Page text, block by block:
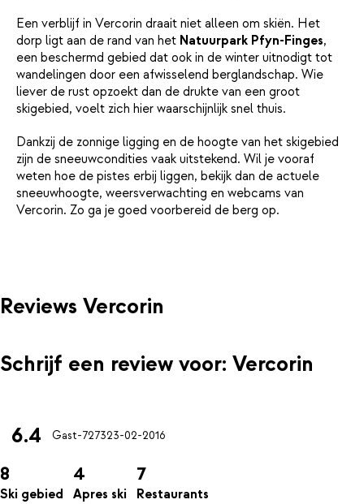
Een verblijf in Vercorin draait niet alleen om skiën. Het
dorp ligt aan de rand van het Natuurpark Pfyn-Finges,
een beschermd gebied dat ook in de winter uitnodigt tot
wandelingen door een afwisselend berglandschap. Wie
liever de rust opzoekt dan de drukte van een groot
skigebied, voelt zich hier waarschijnlijk snel thuis.
Dankzij de zonnige ligging en de hoogte van het skigebied
zijn de sneeuwcondities vaak uitstekend. Wil je vooraf
weten hoe de pistes erbij liggen, bekijk dan de actuele
sneeuwhoogte, weersverwachting en webcams van
Vercorin. Zo ga je goed voorbereid de berg op.
Reviews Vercorin
Schrijf een review voor: Vercorin
6.4 Gast-727323-02-2016
8
Ski gebied
4
Apres ski
7
Restaurants